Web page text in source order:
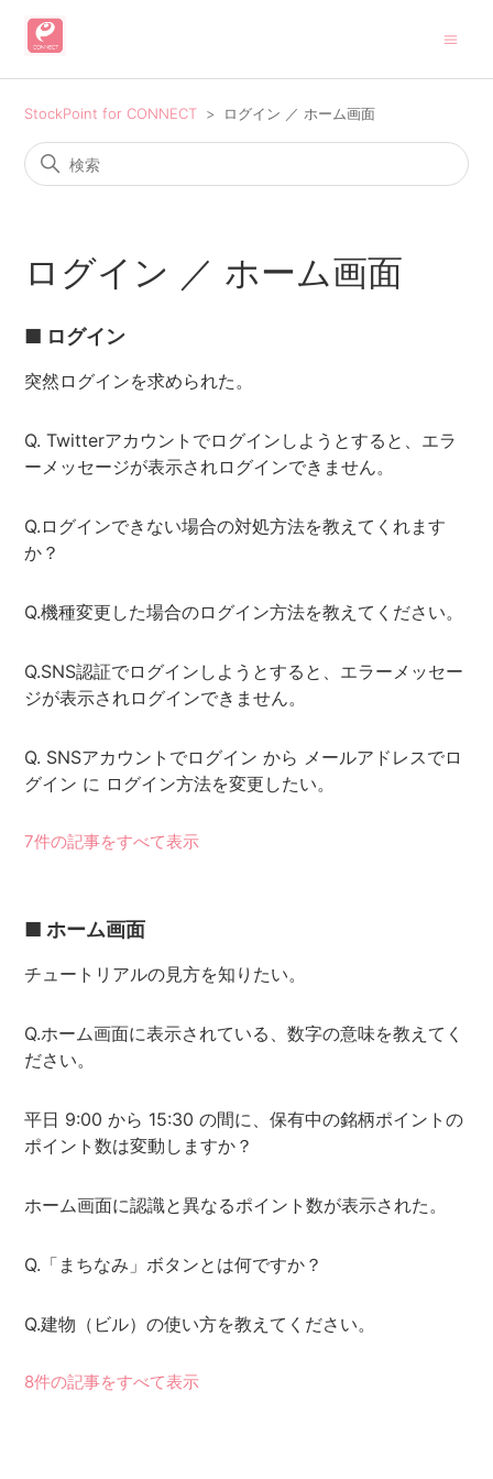
StockPoint for CONNECT ログイン ／ ホーム画面
ログイン ／ ホーム画面
■ ログイン
突然ログインを求められた。
Q. Twitterアカウントでログインしようとすると、エラ
ーメッセージが表示されログインできません。
Q.ログインできない場合の対処方法を教えてくれます
か？
Q.機種変更した場合のログイン方法を教えてください。
Q.SNS認証でログインしようとすると、エラーメッセー
ジが表示されログインできません。
Q. SNSアカウントでログイン から メールアドレスでロ
グイン に ログイン方法を変更したい。
7件の記事をすべて表示
■ ホーム画面
チュートリアルの見方を知りたい。
Q.ホーム画面に表示されている、数字の意味を教えてく
ださい。
平日 9:00 から 15:30 の間に、保有中の銘柄ポイントの
ポイント数は変動しますか？
ホーム画面に認識と異なるポイント数が表示された。
Q.「まちなみ」ボタンとは何ですか？
Q.建物（ビル）の使い方を教えてください。
8件の記事をすべて表示